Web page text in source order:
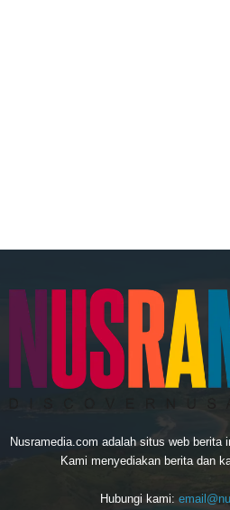
Nusramedia.com adalah situs web berita
Kami menyediakan berita dan
Hubungi kami: